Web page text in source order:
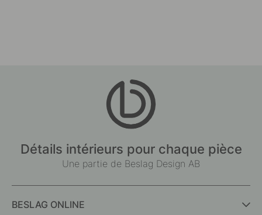
Détails intérieurs pour chaque pièce
Une partie de Beslag Design AB
BESLAG ONLINE